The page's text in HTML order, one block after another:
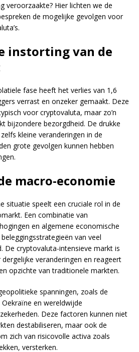
veroorzaakte? Hier lichten we de
de mogelijke gevolgen voor
instorting van de
fase heeft het verlies van 1,6
verrast en onzeker gemaakt. Deze
voor cryptovaluta, maar zo’n
bijzondere bezorgdheid. De drukke
kleine veranderingen in de
grote gevolgen kunnen hebben
macro-economie
situatie speelt een cruciale rol in de
Een combinatie van
en algemene economische
van veel
De cryptovaluta-intensieve markt is
veranderingen en reageert
opzichte van traditionele markten.
spanningen, zoals de
en wereldwijde
Deze factoren kunnen niet
destabiliseren, maar ook de
zich van risicovolle activa zoals
versterken.